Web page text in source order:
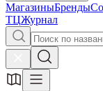
МагазиныБренды
ТЦЖурнал